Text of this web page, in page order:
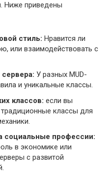
Ниже приведены
стиль: Нравится ли
или взаимодействовать с
У разных MUD-
и уникальные классы.
классов: если вы
классы для
социальные профессии:
в экономике или
с развитой